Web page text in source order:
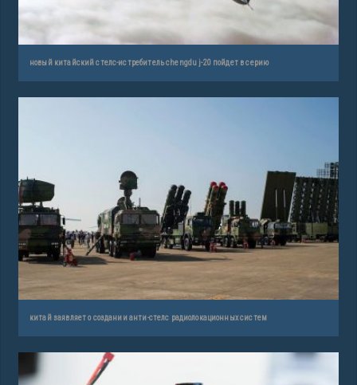
новый китайский стелс-истребитель chengdu j-20 пойдет в серию
китай заявляет о создании анти-стелс радиолокационных систем